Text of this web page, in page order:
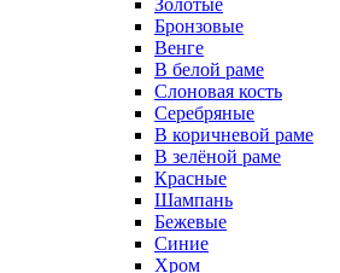
Золотые
Бронзовые
Венге
В белой раме
Слоновая кость
Серебряные
В коричневой раме
В зелёной раме
Красные
Шампань
Бежевые
Синие
Хром